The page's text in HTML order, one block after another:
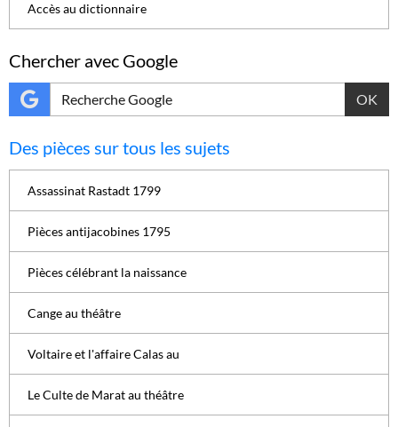
Accès au dictionnaire
Chercher avec Google
OK
Des pièces sur tous les sujets
Assassinat Rastadt 1799
Pièces antijacobines 1795
Pièces célébrant la naissance
Cange au théâtre
Voltaire et l'affaire Calas au
Le Culte de Marat au théâtre